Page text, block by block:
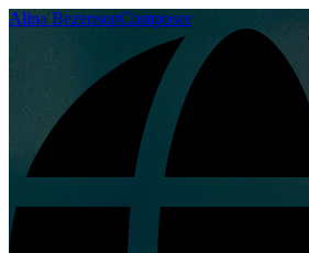
Alina BezensonComposer